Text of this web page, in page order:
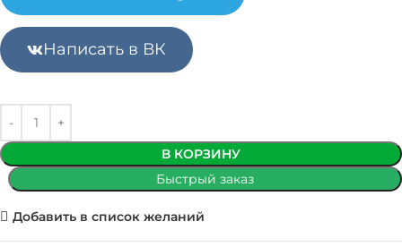
Написать в ВК
В КОРЗИНУ
Быстрый заказ
Добавить в список желаний